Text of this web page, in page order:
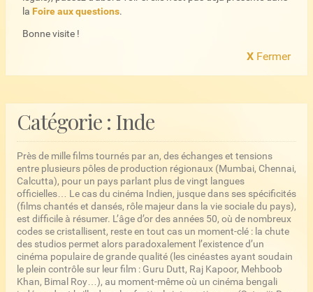
la Foire aux questions.
Bonne visite !
X Fermer
Catégorie : Inde
Près de mille films tournés par an, des échanges et tensions
entre plusieurs pôles de production régionaux (Mumbai, Chennai,
Calcutta), pour un pays parlant plus de vingt langues
officielles… Le cas du cinéma Indien, jusque dans ses spécificités
(films chantés et dansés, rôle majeur dans la vie sociale du pays),
est difficile à résumer. L’âge d’or des années 50, où de nombreux
codes se cristallisent, reste en tout cas un moment-clé : la chute
des studios permet alors paradoxalement l’existence d’un
cinéma populaire de grande qualité (les cinéastes ayant soudain
le plein contrôle sur leur film : Guru Dutt, Raj Kapoor, Mehboob
Khan, Bimal Roy…), au moment-même où un cinéma bengali